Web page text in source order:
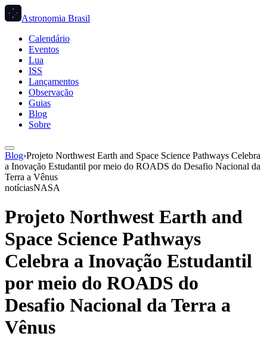
Astronomia Brasil
Calendário
Eventos
Lua
ISS
Lançamentos
Observação
Guias
Blog
Sobre
Blog›Projeto Northwest Earth and Space Science Pathways Celebra
a Inovação Estudantil por meio do ROADS do Desafio Nacional da
Terra a Vênus
notíciasNASA
Projeto Northwest Earth and
Space Science Pathways
Celebra a Inovação Estudantil
por meio do ROADS do
Desafio Nacional da Terra a
Vênus